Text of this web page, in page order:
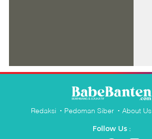
Redaksi Pedoman Siber About Us
Follow Us :